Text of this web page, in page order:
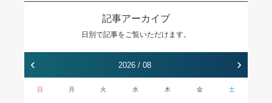
記事アーカイブ
日別で記事をご覧いただけます。
‹ 2026 / 08 ›
日 月 火 水 木 金 土